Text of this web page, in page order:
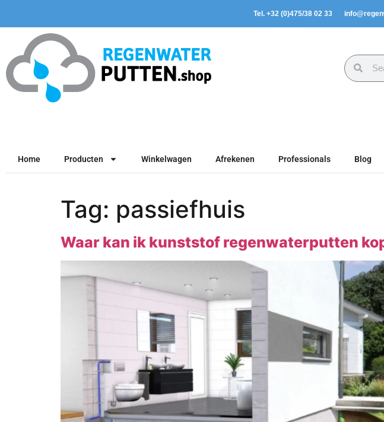
Tel. +32 (0)475/38 02 33
Home Producten Winkelwagen Afrekenen Professionals Blog
Tag: passiefhuis
Waar kan ik kunststof regenwaterputten